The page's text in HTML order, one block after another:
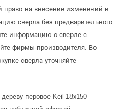
право на внесение изменений в
сверла без предварительного
информацию о сверле с
фирмы-производителя. Во
сверла уточняйте
перовое Keil 18х150